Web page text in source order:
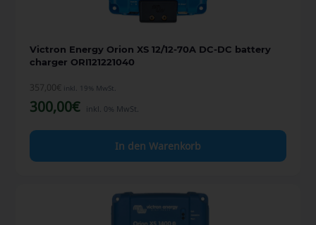
Victron Energy Orion XS 12/12-70A DC-DC battery
charger ORI121221040
357,00€ inkl. 19% MwSt.
300,00€ inkl. 0% MwSt.
In den Warenkorb